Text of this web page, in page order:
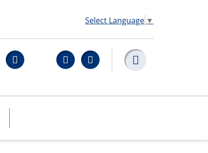
Select Language ▼
Facebook YouTubeWikipedia